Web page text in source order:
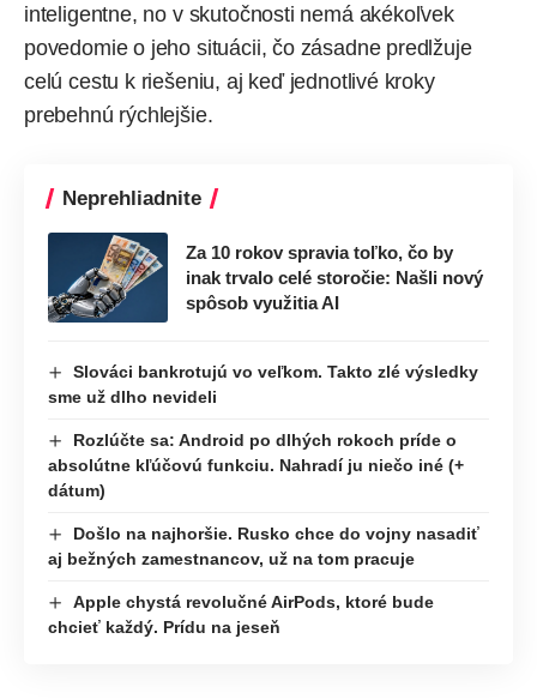
inteligentne, no v skutočnosti nemá akékoľvek
povedomie o jeho situácii, čo zásadne predlžuje
celú cestu k riešeniu, aj keď jednotlivé kroky
prebehnú rýchlejšie.
Neprehliadnite
Za 10 rokov spravia toľko, čo by
inak trvalo celé storočie: Našli nový
spôsob využitia AI
Slováci bankrotujú vo veľkom. Takto zlé výsledky
sme už dlho nevideli
Rozlúčte sa: Android po dlhých rokoch príde o
absolútne kľúčovú funkciu. Nahradí ju niečo iné (+
dátum)
Došlo na najhoršie. Rusko chce do vojny nasadiť
aj bežných zamestnancov, už na tom pracuje
Apple chystá revolučné AirPods, ktoré bude
chcieť každý. Prídu na jeseň